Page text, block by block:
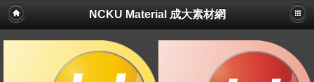
NCKU Material 成大素材網